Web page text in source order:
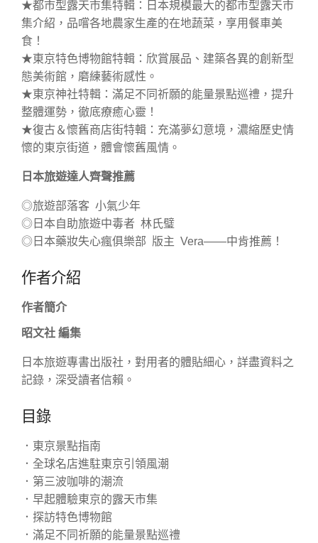
★都市型露天市集特輯：日本規模最大的都市型露天市
集介紹，品嚐各地農家生產的在地蔬菜，享用餐車美
食！
★東京特色博物館特輯：欣賞展品、建築各異的創新型
態美術館，磨練藝術感性。
★東京神社特輯：滿足不同祈願的能量景點巡禮，提升
整體運勢，徹底療癒心靈！
★復古＆懷舊商店街特輯：充滿夢幻意境，濃縮歷史情
懷的東京街道，體會懷舊風情。
日本旅遊達人齊聲推薦
◎旅遊部落客 小氣少年
◎日本自助旅遊中毒者 林氏璧
◎日本藥妝失心瘋俱樂部 版主 Vera——中肯推薦！
作者介紹
作者簡介
昭文社 編集
日本旅遊專書出版社，對用者的體貼細心，詳盡資料之
記錄，深受讀者信賴。
目錄
．東京景點指南
．全球名店進駐東京引領風潮
．第三波咖啡的潮流
．早起體驗東京的露天市集
．探訪特色博物館
．滿足不同祈願的能量景點巡禮